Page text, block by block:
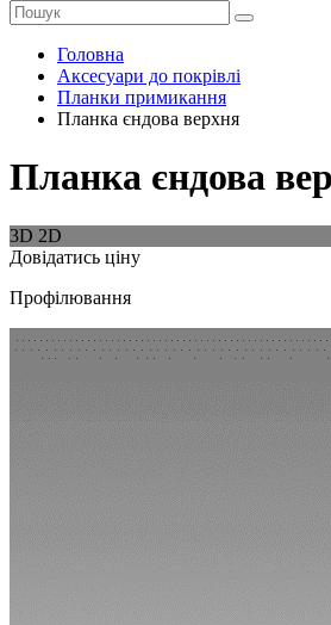
Головна
Аксесуари до покрівлі
Планки примикання
Планка єндова верхня
Планка єндова
3D 2D
Довідатись ціну
Профілювання